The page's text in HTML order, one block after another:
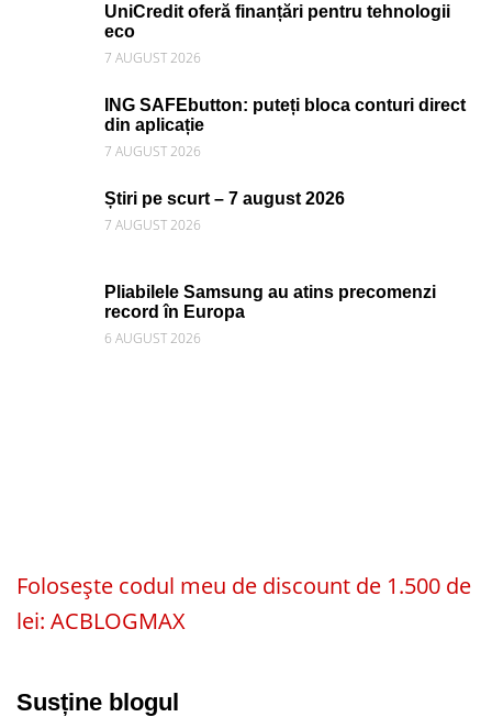
UniCredit oferă finanțări pentru tehnologii
eco
7 AUGUST 2026
ING SAFEbutton: puteți bloca conturi direct
din aplicație
7 AUGUST 2026
Știri pe scurt – 7 august 2026
7 AUGUST 2026
Pliabilele Samsung au atins precomenzi
record în Europa
6 AUGUST 2026
Folosește codul meu de discount de 1.500 de
lei: ACBLOGMAX
Susține blogul